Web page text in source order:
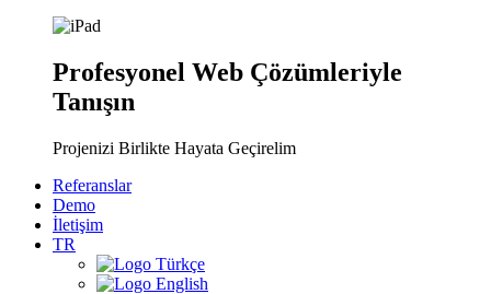
Profesyonel Web Çözümleriyle
Tanışın
Projenizi Birlikte Hayata Geçirelim
Referanslar
Demo
İletişim
TR
Türkçe
English